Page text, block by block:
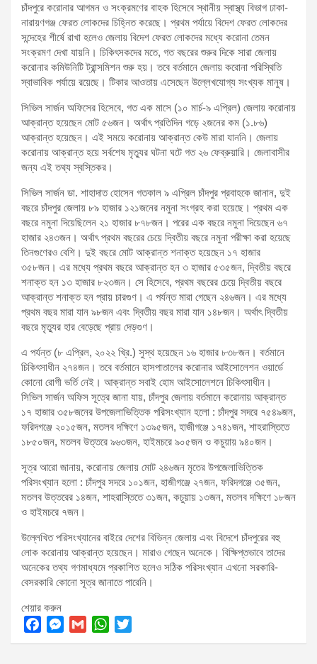
চাঁদপুরে করোনার আগমন ও সংক্রমণের বাহক হিসেবে স্থানীয় স্বাস্থ্য বিভাগ ঢাকা-
নারায়ণগঞ্জ ফেরত লোকদের চিহ্নিত করেছে। প্রথম পর্যায়ে বিদেশ ফেরত লোকদের
সন্দেহের শীর্ষে রাখা হলেও জেলায় বিদেশ ফেরত লোকদের মধ্যে করোনা তেমন
সংক্রমণ দেখা যায়নি। চিকিৎসকদের মতে, গত বছরের শুরুর দিকে সারা জেলায়
করোনার কমিউনিটি ট্রান্সমিশন শুরু হয়। তবে বর্তমানে জেলায় করোনা পরিস্থিতি
স্বাভাবিক পর্যায়ে রয়েছে। টিকার আওতায় এসেছেন উল্লেখযোগ্য সংখ্যক মানুষ।
সিভিল সার্জন অফিসের হিসেবে, গত এক মাসে (১০ মার্চ-৯ এপ্রিল) জেলায় করোনায়
আক্রান্ত হয়েছেন মোট ৫৬জন। অর্থাৎ প্রতিদিন গড়ে ২জনের কম (১.৮৬)
আক্রান্ত হয়েছেন। এই সময়ে করোনায় আক্রান্ত কেউ মারা যাননি। জেলায়
করোনায় আক্রান্ত হয়ে সর্বশেষ মৃত্যুর ঘটনা ঘটে গত ২৬ ফেব্রুয়ারি। জেলাবাসীর
জন্য এই তথ্য স্বস্তিকর।
সিভিল সার্জন ডা. শাহাদাত হোসেন গতকাল ৯ এপ্রিল চাঁদপুর প্রবাহকে জানান, দুই
বছরে চাঁদপুর জেলায় ৮৯ হাজার ১২১জনের নমুনা সংগ্রহ করা হয়েছে। প্রথম এক
বছরে নমুনা দিয়েছিলেন ২১ হাজার ৮৭৮জন। পরের এক বছরে নমুনা দিয়েছেন ৬৭
হাজার ২৪৩জন। অর্থাৎ প্রথম বছরের চেয়ে দ্বিতীয় বছরে নমুনা পরীক্ষা করা হয়েছে
তিনগুণেরও বেশি। দুই বছরে মোট আক্রান্ত শনাক্ত হয়েছেন ১৭ হাজার
৩৫৮জন। এর মধ্যে প্রথম বছরে আক্রান্ত হন ৩ হাজার ৫৩৫জন, দ্বিতীয় বছরে
শনাক্ত হন ১৩ হাজার ৮২৩জন। সে হিসেবে, প্রথম বছরের চেয়ে দ্বিতীয় বছরে
আক্রান্ত শনাক্ত হন প্রায় চারগুণ। এ পর্যন্ত মারা গেছেন ২৪৬জন। এর মধ্যে
প্রথম বছর মারা যান ৯৮জন এবং দ্বিতীয় বছর মারা যান ১৪৮জন। অর্থাৎ দ্বিতীয়
বছরে মৃত্যুর হার বেড়েছে প্রায় দেড়গুণ।
এ পর্যন্ত (৮ এপ্রিল, ২০২২ খ্রি.) সুস্থ হয়েছেন ১৬ হাজার ৮৩৮জন। বর্তমানে
চিকিৎসাধীন ২৭৪জন। তবে বর্তমানে হাসপাতালের করোনার আইসোলেশন ওয়ার্ডে
কোনো রোগী ভর্তি নেই। আক্রান্ত সবাই হোম আইসোলেশনে চিকিৎসাধীন।
সিভিল সার্জন অফিস সূত্রে জানা যায়, চাঁদপুর জেলায় বর্তমানে করোনায় আক্রান্ত
১৭ হাজার ৩৫৮জনের উপজেলাভিত্তিক পরিসংখ্যান হলো : চাঁদপুর সদরে ৭৫৪৯জন,
ফরিদগঞ্জে ২০১৫জন, মতলব দক্ষিণে ১৩৯৫জন, হাজীগঞ্জে ১৭৪১জন, শাহরাস্তিতে
১৮৫০জন, মতলব উত্তরে ৯৬৩জন, হাইমচরে ৯০৫জন ও কচুয়ায় ৯৪০জন।
সূত্র আরো জানায়, করোনায় জেলায় মোট ২৪৬জন মৃতের উপজেলাভিত্তিক
পরিসংখ্যান হলো : চাঁদপুর সদরে ১০১জন, হাজীগঞ্জে ২৭জন, ফরিদগঞ্জে ৩৫জন,
মতলব উত্তরের ১৪জন, শাহরাস্তিতে ৩১জন, কচুয়ায় ১৩জন, মতলব দক্ষিণে ১৮জন
ও হাইমচরে ৭জন।
উল্লেখিত পরিসংখ্যানের বাইরে দেশের বিভিন্ন জেলায় এবং বিদেশে চাঁদপুরের বহু
লোক করোনায় আক্রান্ত হয়েছেন। মারাও গেছেন অনেকে। বিক্ষিপ্তভাবে তাদের
অনেকের তথ্য গণমাধ্যমে প্রকাশিত হলেও সঠিক পরিসংখ্যান এখনো সরকারি-
বেসরকারি কোনো সূত্র জানাতে পারেনি।
শেয়ার করুন
F
M
G
W
T